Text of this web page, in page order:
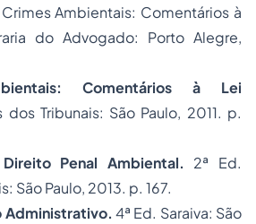
Crimes Ambientais: Comentários à
do Advogado: Porto Alegre,
Comentários à Lei
dos Tribunais: São Paulo, 2011. p.
Direito Penal Ambiental. 2ª Ed.
São Paulo, 2013. p. 167.
Administrativo. 4ª Ed. Saraiva: São